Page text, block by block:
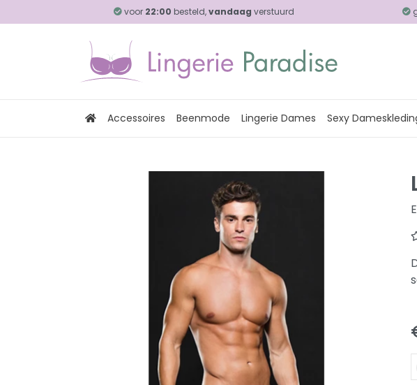
voor 22:00 besteld,vandaag verstuurd
Accessoires Beenmode Lingerie Dames Sexy